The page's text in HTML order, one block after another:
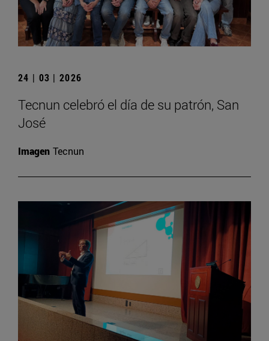
24 | 03 | 2026
Tecnun celebró el día de su patrón, San
José
Imagen Tecnun